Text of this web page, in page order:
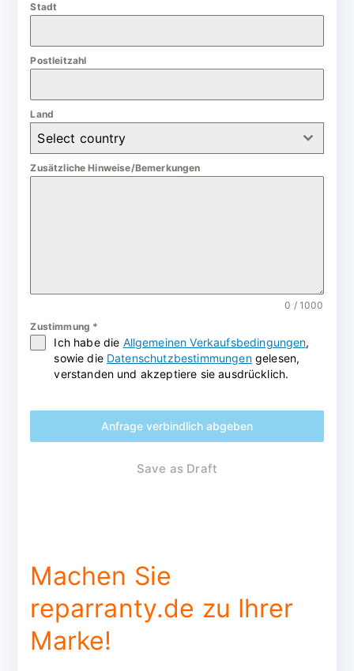
y
Stadt
Postleitzahl
Land
Select country
Zusätzliche Hinweise/Bemerkungen
0 / 1000
Zustimmung *
Ich habe die Allgemeinen Verkaufsbedingungen,
sowie die Datenschutzbestimmungengelesen,
verstanden und akzeptiere sie ausdrücklich.
Anfrage verbindlich abgeben
Save as Draft
Machen Sie
reparranty.de zu Ihrer
Marke!